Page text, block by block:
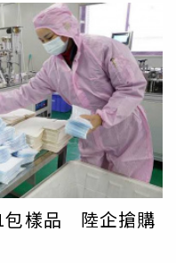
包樣品 陸企搶購